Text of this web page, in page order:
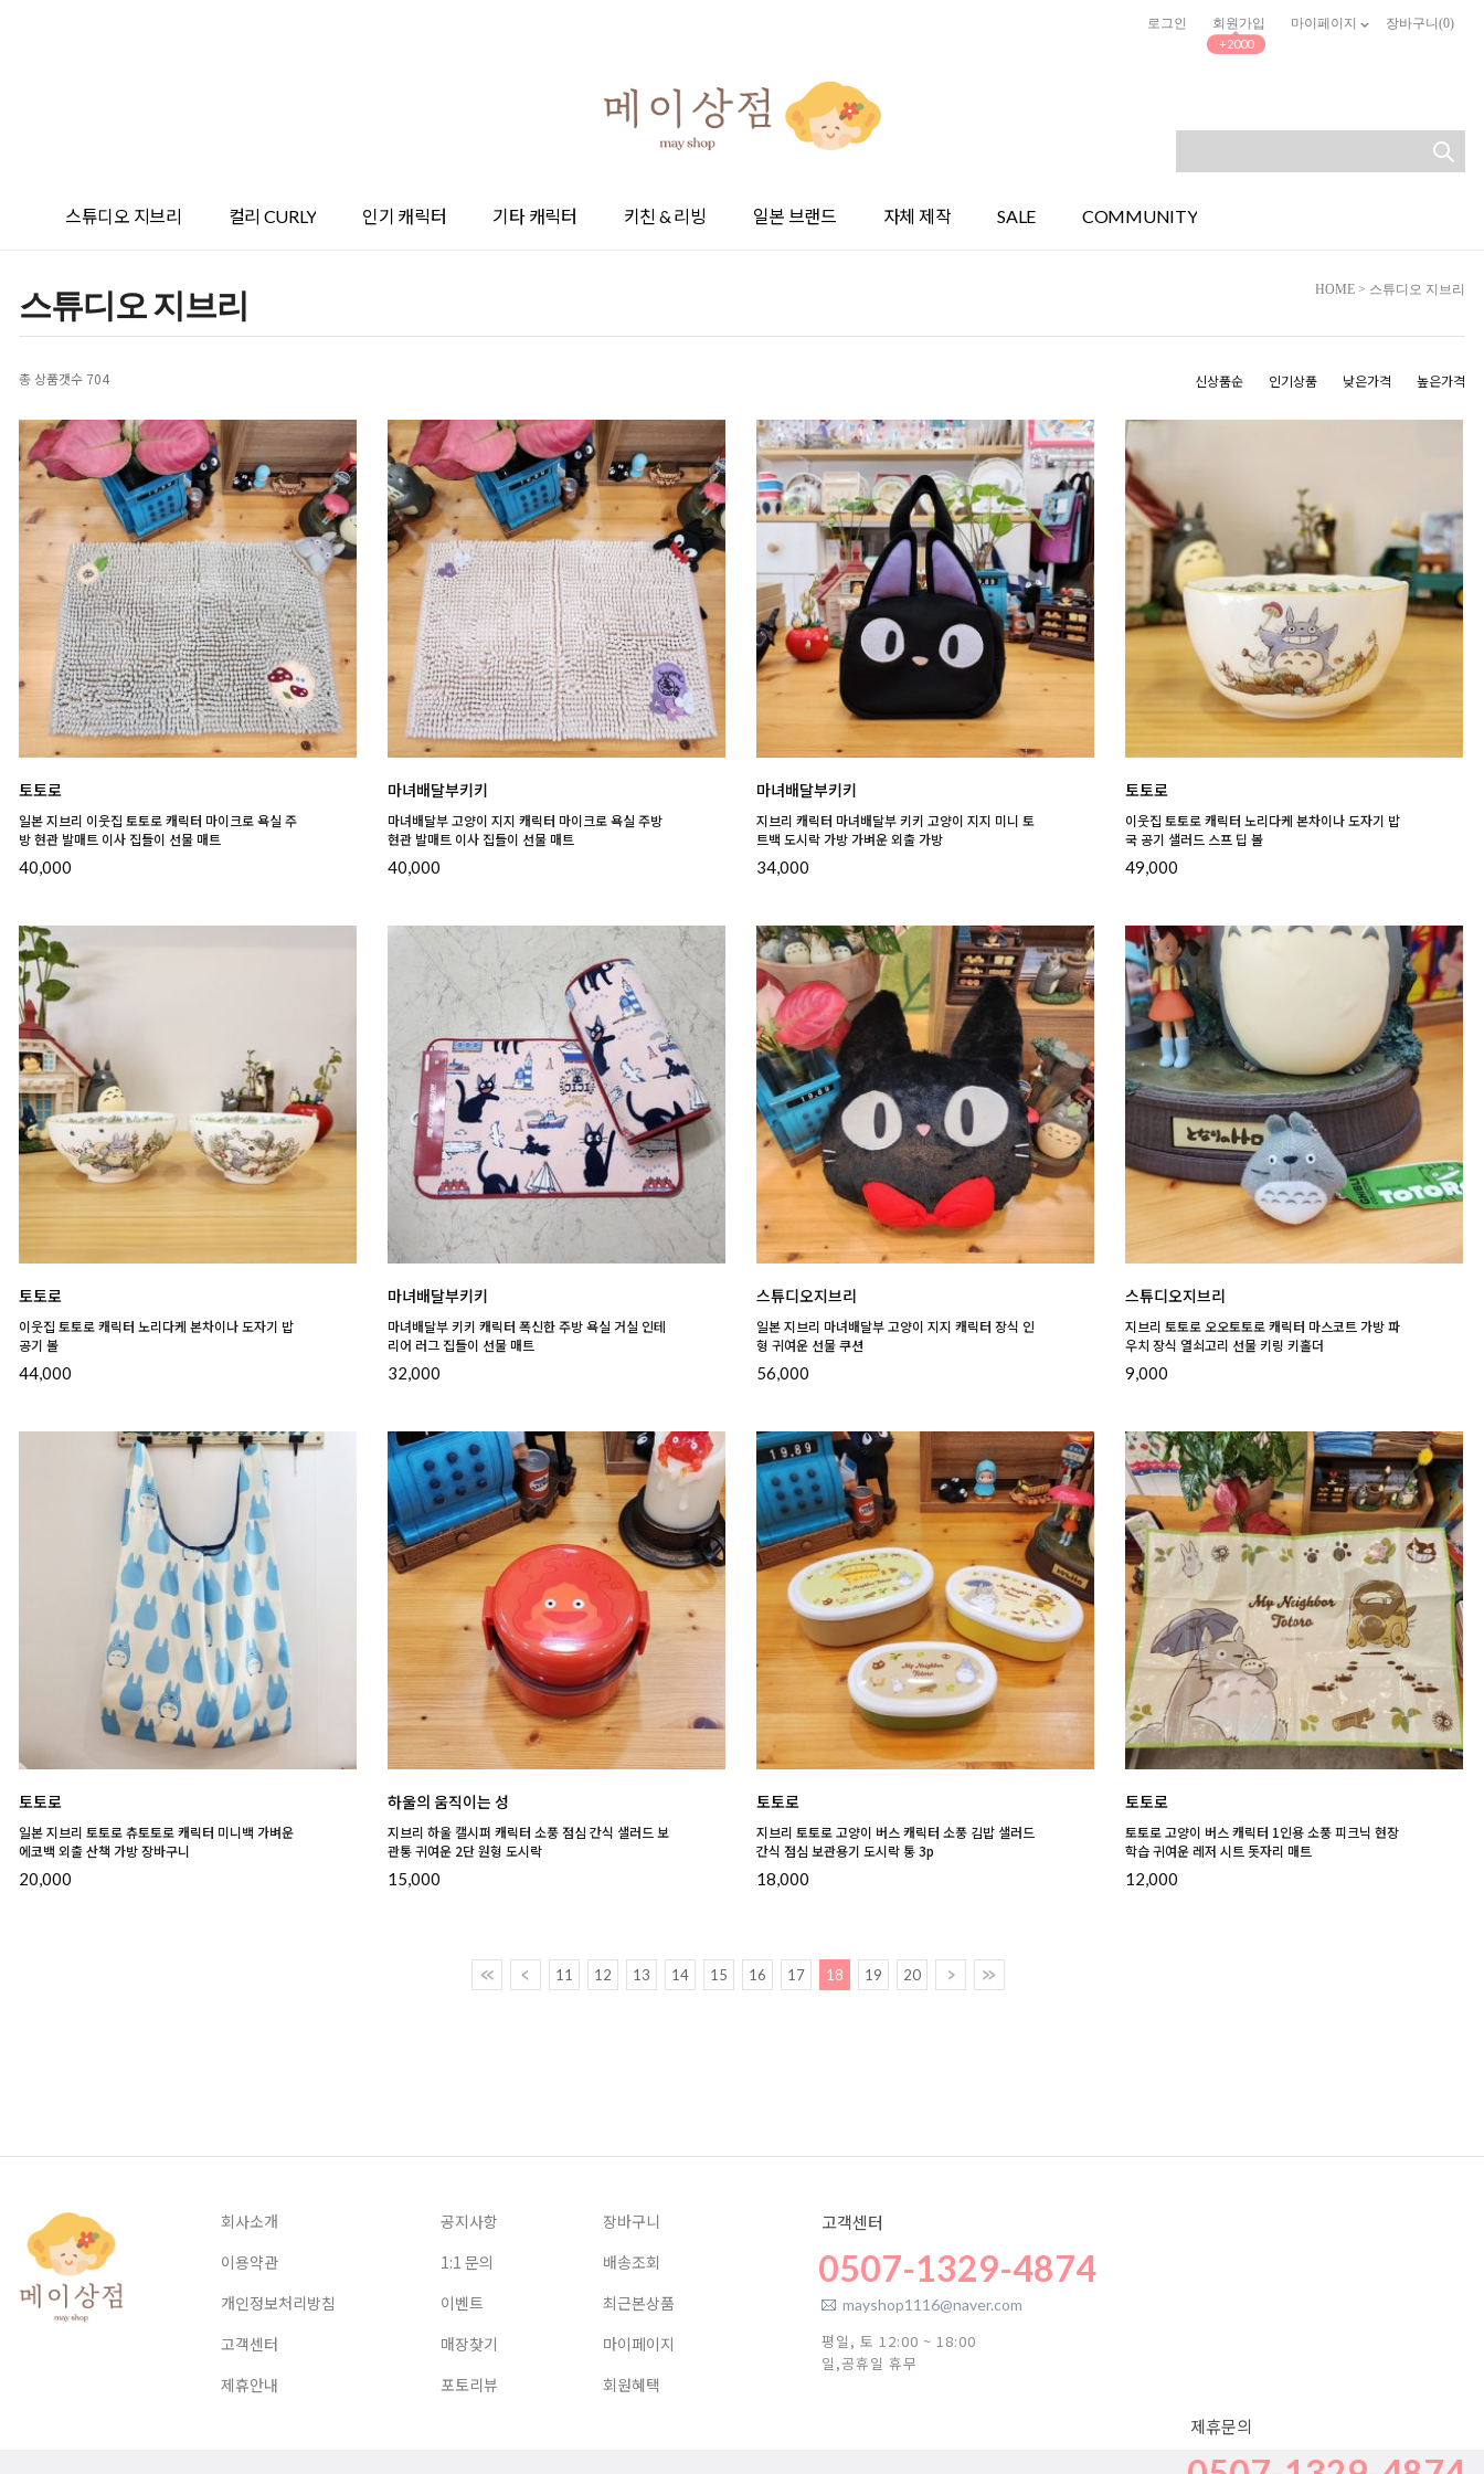
로그인 회원가입
+2000
마이페이지 장바구니(0)
스튜디오 지브리 컬리 CURLY 인기 캐릭터 기타 캐릭터 키친 & 리빙 일본 브랜드 자체 제작 SALE COMMUNITY
HOME > 스튜디오 지브리
스튜디오 지브리
총 상품갯수 704 신상품순 인기상품 낮은가격 높은가격
토토로
일본 지브리 이웃집 토토로 캐릭터 마이크로 욕실 주
방 현관 발매트 이사 집들이 선물 매트
40,000
마녀배달부키키
마녀배달부 고양이 지지 캐릭터 마이크로 욕실 주방
현관 발매트 이사 집들이 선물 매트
40,000
마녀배달부키키
지브리 캐릭터 마녀배달부 키키 고양이 지지 미니 토
트백 도시락 가방 가벼운 외출 가방
34,000
토토로
이웃집 토토로 캐릭터 노리다케 본차이나 도자기 밥
국 공기 샐러드 스프 딥 볼
49,000
토토로
이웃집 토토로 캐릭터 노리다케 본차이나 도자기 밥
공기 볼
44,000
마녀배달부키키
마녀배달부 키키 캐릭터 폭신한 주방 욕실 거실 인테
리어 러그 집들이 선물 매트
32,000
스튜디오지브리
일본 지브리 마녀배달부 고양이 지지 캐릭터 장식 인
형 귀여운 선물 쿠션
56,000
스튜디오지브리
지브리 토토로 오오토토로 캐릭터 마스코트 가방 파
우치 장식 열쇠고리 선물 키링 키홀더
9,000
토토로
일본 지브리 토토로 츄토토로 캐릭터 미니백 가벼운
에코백 외출 산책 가방 장바구니
20,000
하울의 움직이는 성
지브리 하울 캘시퍼 캐릭터 소풍 점심 간식 샐러드 보
관통 귀여운 2단 원형 도시락
15,000
토토로
지브리 토토로 고양이 버스 캐릭터 소풍 김밥 샐러드
간식 점심 보관용기 도시락 통 3p
18,000
토토로
토토로 고양이 버스 캐릭터 1인용 소풍 피크닉 현장
학습 귀여운 레저 시트 돗자리 매트
12,000
11 12 13 14 15 16 17 18 19 20
회사소개
이용약관
개인정보처리방침
고객센터
제휴안내
공지사항
1:1 문의
이벤트
매장찾기
포토리뷰
장바구니
배송조회
최근본상품
마이페이지
회원혜택
고객센터
0507-1329-4874
mayshop1116@naver.com
평일, 토 12:00 ~ 18:00
일,공휴일 휴무
제휴문의